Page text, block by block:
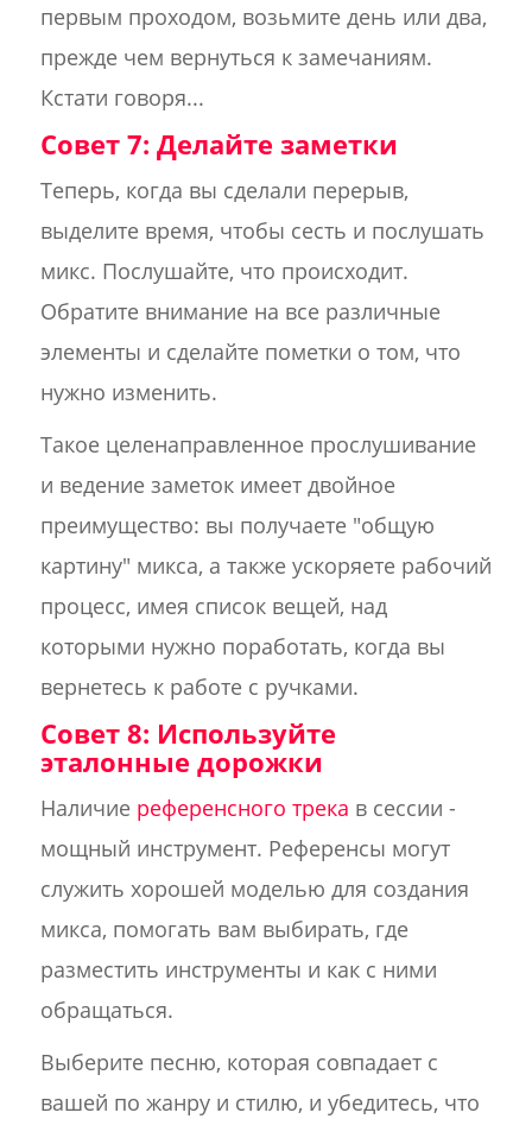
первым проходом, возьмите день или два,
прежде чем вернуться к замечаниям.
Кстати говоря...
Совет 7: Делайте заметки
Теперь, когда вы сделали перерыв,
выделите время, чтобы сесть и послушать
микс. Послушайте, что происходит.
Обратите внимание на все различные
элементы и сделайте пометки о том, что
нужно изменить.
Такое целенаправленное прослушивание
и ведение заметок имеет двойное
преимущество: вы получаете "общую
картину" микса, а также ускоряете рабочий
процесс, имея список вещей, над
которыми нужно поработать, когда вы
вернетесь к работе с ручками.
Совет 8: Используйте
эталонные дорожки
Наличие референсного трека в сессии -
мощный инструмент. Референсы могут
служить хорошей моделью для создания
микса, помогать вам выбирать, где
разместить инструменты и как с ними
обращаться.
Выберите песню, которая совпадает с
вашей по жанру и стилю, и убедитесь, что